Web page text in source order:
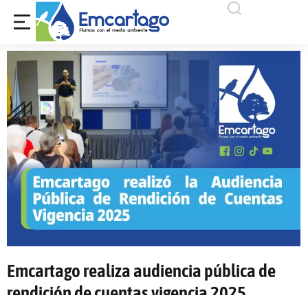
Emcartago realiza audiencia pública de